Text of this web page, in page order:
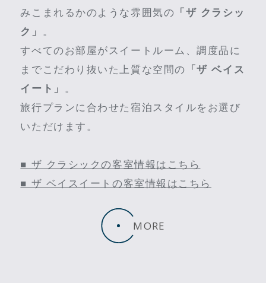
みこまれるかのような雰囲気の 「ザ クラシッ
ク」
。
すべてのお部屋がスイートルーム、調度品に
までこだわり抜いた上質な空間の 「ザ ベイス
イート」
。
旅行プランに合わせた宿泊スタイルをお選び
いただけます。
■ ザ クラシックの客室情報はこちら
■ ザ ベイスイートの客室情報はこちら
MORE